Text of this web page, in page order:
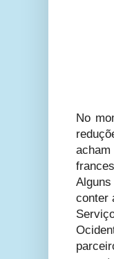
No
conter